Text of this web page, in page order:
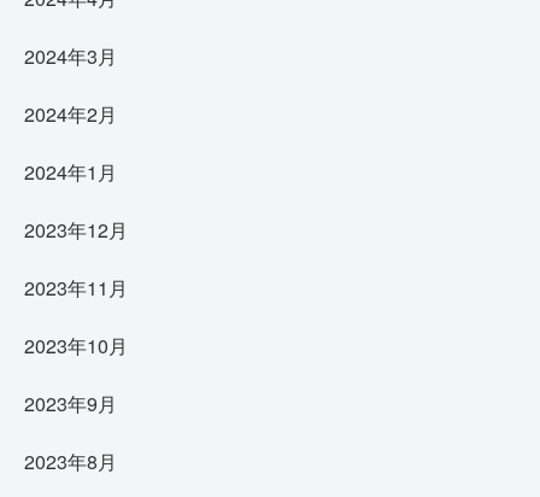
2024年3月
2024年2月
2024年1月
2023年12月
2023年11月
2023年10月
2023年9月
2023年8月